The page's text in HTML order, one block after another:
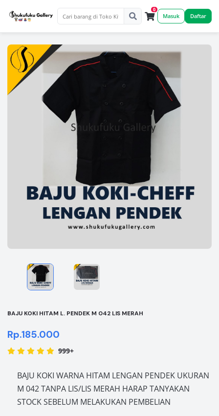
0
Masuk Daftar
BAJU KOKI HITAM L. PENDEK M 042 LIS MERAH
Rp.185.000
999+
BAJU KOKI WARNA HITAM LENGAN PENDEK UKURAN
M 042 TANPA LIS/LIS MERAH HARAP TANYAKAN
STOCK SEBELUM MELAKUKAN PEMBELIAN